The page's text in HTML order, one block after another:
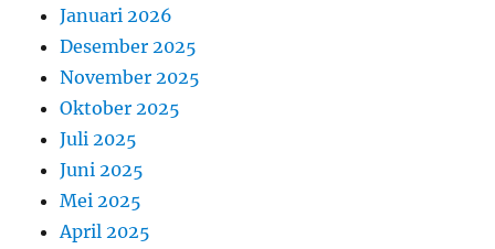
Januari 2026
Desember 2025
November 2025
Oktober 2025
Juli 2025
Juni 2025
Mei 2025
April 2025